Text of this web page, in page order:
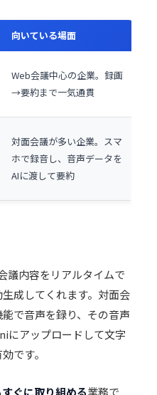
向いている場面
Web会議中心の企業。録画
→要約まで一気通貫
対面会議が多い企業。スマ
ホで録音し、音声データを
AIに渡して要約
内容をリアルタイムで
成してくれます。対面会
で音声を録り、その音声
にアップロードして文字
です。
ぐに取り組める業務で